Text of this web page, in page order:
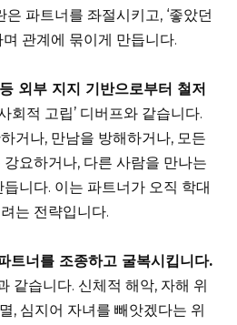
파트너를 좌절시키고, ‘좋았던
관계에 묶이게 만듭니다.
외부 지지 기반으로부터 철저
회적 고립’ 디버프와 같습니다.
거나, 만남을 방해하거나, 모든
요하거나, 다른 사람을 만나는
니다. 이는 파트너가 오직 학대
는 전략입니다.
트너를 조종하고 굴복시킵니다.
같습니다. 신체적 해악, 자해 위
, 심지어 자녀를 빼앗겠다는 위